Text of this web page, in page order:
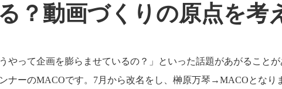
？動画づくりの原点を考
やって企画を膨らませているの？」といった話題があがることが
ナーのMACOです。7月から改名をし、榊原万琴→MACOとなり